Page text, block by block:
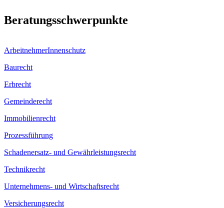
Beratungsschwerpunkte
ArbeitnehmerInnen­schutz
Baurecht
Erbrecht
Gemeinderecht
Immobilienrecht
Prozessführung
Schadenersatz- und Gewährleistungsrecht
Technikrecht
Unternehmens- und Wirtschaftsrecht
Versicherungsrecht